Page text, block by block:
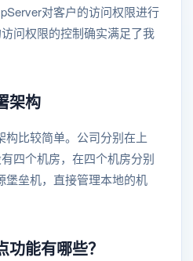
对客户的访问权限进行
问权限的控制确实满足了我
架构
比较简单。公司分别在上
四个机房，在四个机房分别
堡垒机，直接管理本地的机
能有哪些？